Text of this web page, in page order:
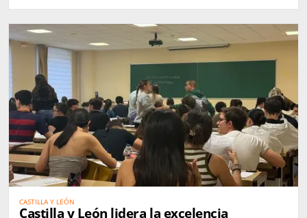
CASTILLA Y LEÓN
Castilla y León lidera la excelencia